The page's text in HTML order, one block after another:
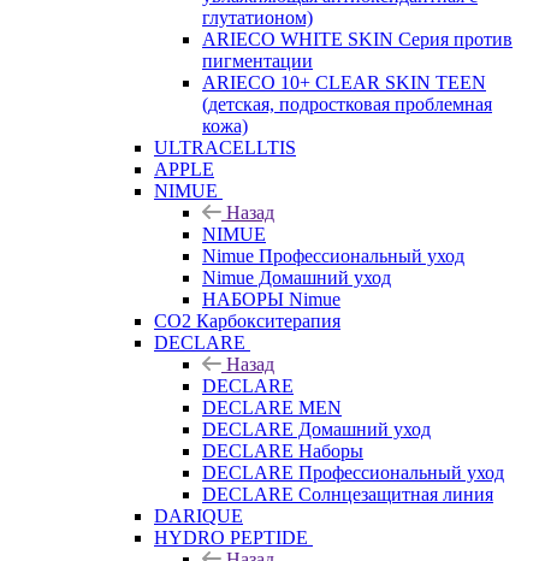
глутатионом)
ARIECO WHITE SKIN Серия против
пигментации
ARIECO 10+ CLEAR SKIN TEEN
(детская, подростковая проблемная
кожа)
ULTRACELLTIS
APPLE
NIMUE
Назад
NIMUE
Nimue Профессиональный уход
Nimue Домашний уход
НАБОРЫ Nimue
CO2 Карбокситерапия
DECLARE
Назад
DECLARE
DECLARE MEN
DECLARE Домашний уход
DECLARE Наборы
DECLARE Профессиональный уход
DECLARE Солнцезащитная линия
DARIQUE
HYDRO PEPTIDE